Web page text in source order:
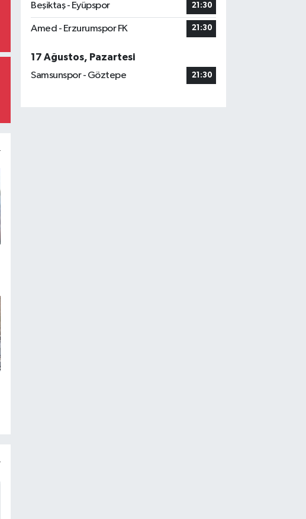
Beşiktaş - Eyüpspor 21:30
Amed - Erzurumspor FK 21:30
17 Ağustos, Pazartesi
Samsunspor - Göztepe
21:30